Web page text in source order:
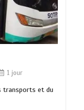
1 jour
transports et du